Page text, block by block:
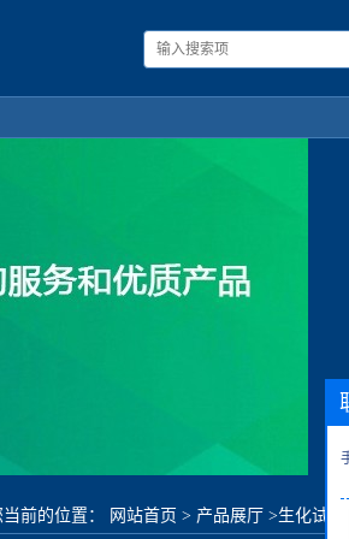
当前的位置： 网站首页 > 产品展厅 >生化试剂